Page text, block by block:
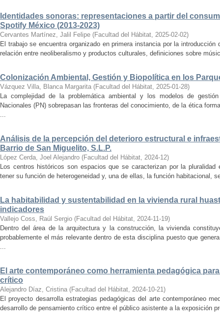
Identidades sonoras: representaciones a partir del
Spotify México (2013-2023)
Cervantes Martínez, Jalil Felipe (Facultad del Hábitat, 2025-02-02)
El trabajo se encuentra organizado en primera instancia por la
relación entre neoliberalismo y productos culturales, definiciones sobre
Colonización Ambiental, Gestión y Biopolítica en los
Vázquez Villa, Blanca Margarita (Facultad del Hábitat, 2025-01-28)
La complejidad de la problemática ambiental y los modelos de
Nacionales (PN) sobrepasan las fronteras del conocimiento, de la ética
...
Análisis de la percepción del deterioro estructural e
Barrio de San Miguelito, S.L.P.
López Cerda, Joel Alejandro (Facultad del Hábitat, 2024-12)
Los centros históricos son espacios que se caracterizan por la
tener su función de heterogeneidad y, una de ellas, la función habitacional,
La habitabilidad y sustentabilidad en la vivienda rural
indicadores
Vallejo Coss, Raúl Sergio (Facultad del Hábitat, 2024-11-19)
Dentro del área de la arquitectura y la construcción, la vivienda
probablemente el más relevante dentro de esta disciplina puesto que
...
El arte contemporáneo como herramienta pedagógica
crítico
Alejandro Díaz, Cristina (Facultad del Hábitat, 2024-10-21)
El proyecto desarrolla estrategias pedagógicas del arte contemporáneo
desarrollo de pensamiento crítico entre el público asistente a la exposición